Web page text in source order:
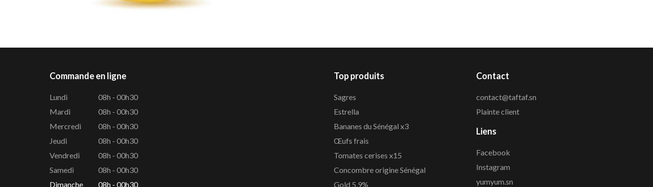
Commande en ligne
Lundi
08h - 00h30
Mardi
08h - 00h30
Mercredi
08h - 00h30
Jeudi
08h - 00h30
Vendredi
08h - 00h30
Samedi
08h - 00h30
Dimanche
08h - 00h30
Top produits
Sagres
Estrella
Bananes du Sénégal x3
Œufs frais
Tomates cerises x15
Concombre origine Sénégal
Gold 5,9%
Contact
contact@taftaf.sn
Plainte client
Liens
Facebook
Instagram
yumyum.sn